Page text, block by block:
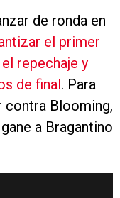
de ronda en
el primer
repechaje y
de final . Para
contra Blooming,
a Bragantino